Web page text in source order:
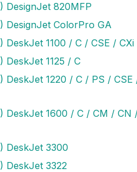
DesignJet 820MFP
DesignJet ColorPro GA
DeskJet 1100 / C / CSE / CXi
DeskJet 1125 / C
DeskJet 1220 / C / PS / CSE
DeskJet 1600 / C / CM / CN
DeskJet 3300
DeskJet 3322